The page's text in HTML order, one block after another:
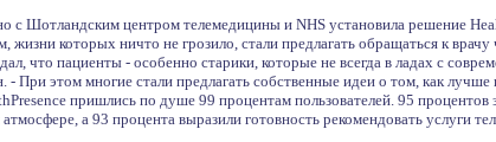
с Шотландским центром телемедицины и NHS установила решение
жизни которых ничто не грозило, стали предлагать обращаться к
что пациенты - особенно старики, которые не всегда в ладах с
При этом многие стали предлагать собственные идеи о том, как лучше
пришлись по душе 99 процентам пользователей. 95 процентов
а 93 процента выразили готовность рекомендовать услуги